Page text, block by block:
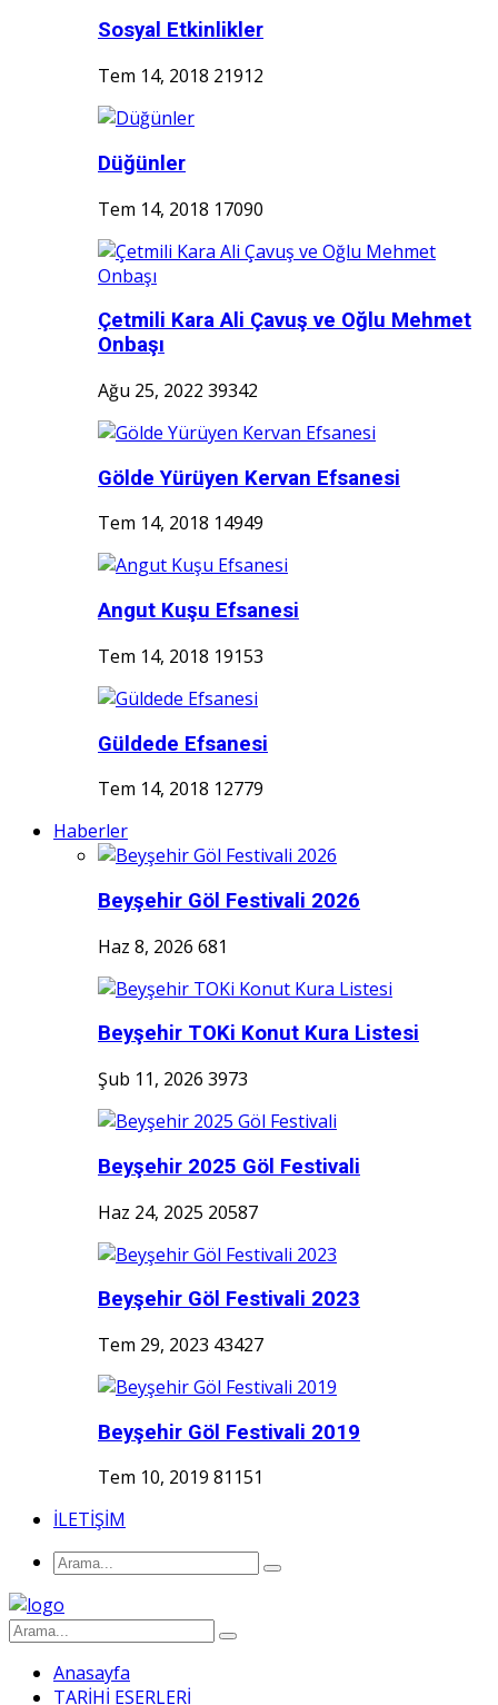
Sosyal Etkinlikler
Tem 14, 2018 21912
Düğünler
Tem 14, 2018 17090
Çetmili Kara Ali Çavuş ve Oğlu Mehmet
Onbaşı
Ağu 25, 2022 39342
Gölde Yürüyen Kervan Efsanesi
Tem 14, 2018 14949
Angut Kuşu Efsanesi
Tem 14, 2018 19153
Güldede Efsanesi
Tem 14, 2018 12779
Haberler
Beyşehir Göl Festivali 2026
Haz 8, 2026 681
Beyşehir TOKi Konut Kura Listesi
Şub 11, 2026 3973
Beyşehir 2025 Göl Festivali
Haz 24, 2025 20587
Beyşehir Göl Festivali 2023
Tem 29, 2023 43427
Beyşehir Göl Festivali 2019
Tem 10, 2019 81151
İLETİŞİM
Anasayfa
TARİHİ ESERLERİ